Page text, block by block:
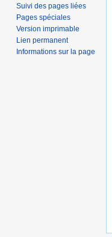
Suivi des pages liées
Pages spéciales
Version imprimable
Lien permanent
Informations sur la page